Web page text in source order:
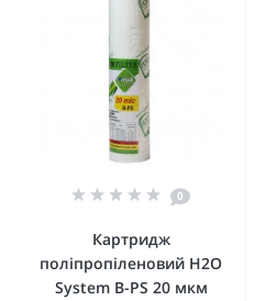
0
Картридж
поліпропіленовий H2O
System B-PS 20 мкм